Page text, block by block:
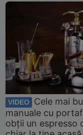
VIDEO
Cele mai
manuale cu
obții un espresso